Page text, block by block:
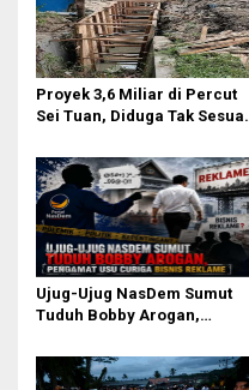
s
i
p
o
s
Proyek 3,6 Miliar di Percut
Sei Tuan, Diduga Tak Sesuai
Nama Pengawas Tidak
Tercantum di Papan
Informasi
Ujug-Ujug NasDem Sumut
Tuduh Bobby Arogan,
Reklame